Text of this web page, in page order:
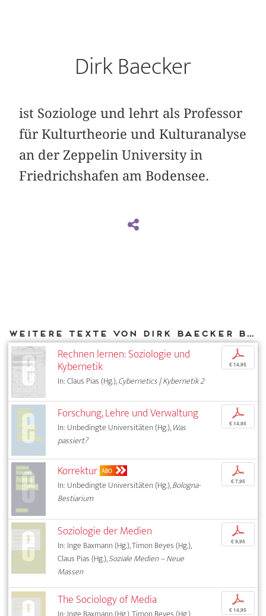
Dirk Baecker
ist Soziologe und lehrt als Professor
für Kulturtheorie und Kulturanalyse
an der Zeppelin University in
Friedrichshafen am Bodensee.
Weitere Texte von Dirk Baecker bei DIAPHANES
Rechnen lernen: Soziologie und
Kybernetik
In: Claus Pias (Hg.),Cybernetics | Kybernetik 2
p
€ 14,95
Forschung, Lehre und Verwaltung
In: Unbedingte Universitäten (Hg.),Was
passiert?
p
€ 14,95
Korrektur ABO
In: Unbedingte Universitäten (Hg.),Bologna-
Bestiarium
p
€ 7,95
Soziologie der Medien
In: Inge Baxmann (Hg.), Timon Beyes (Hg.),
Claus Pias (Hg.),Soziale Medien – Neue
Massen
p
€ 9,95
The Sociology of Media p
€ 14,95